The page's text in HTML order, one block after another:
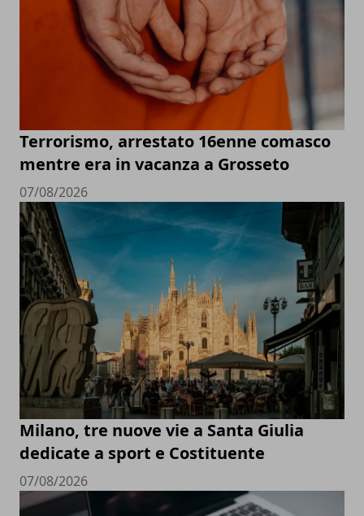
Terrorismo, arrestato 16enne comasco
mentre era in vacanza a Grosseto
07/08/2026
Milano, tre nuove vie a Santa Giulia
dedicate a sport e Costituente
07/08/2026